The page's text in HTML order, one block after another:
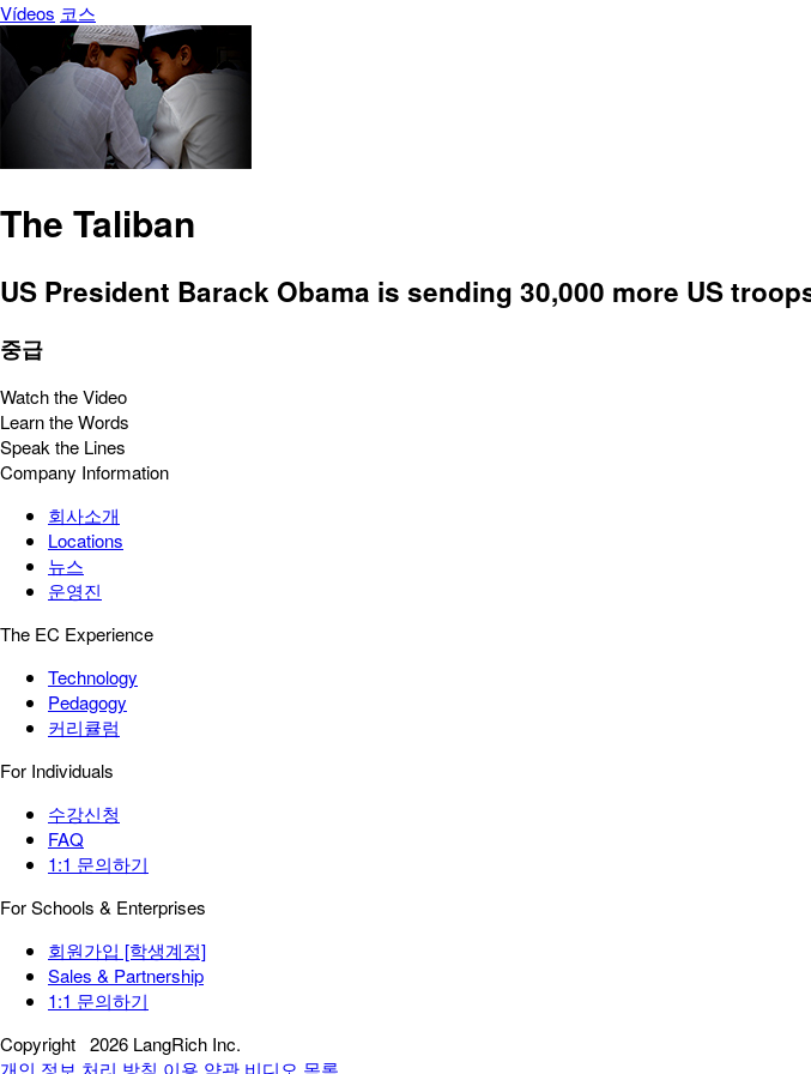
Vídeos 코스
The Taliban
US President Barack Obama is sending 30,000 more US
중급
Watch the Video
Learn the Words
Speak the Lines
Company Information
회사소개
Locations
뉴스
운영진
The EC Experience
Technology
Pedagogy
커리큘럼
For Individuals
수강신청
FAQ
1:1 문의하기
For Schools & Enterprises
회원가입 [학생계정]
Sales & Partnership
1:1 문의하기
Copyright 2026 LangRich Inc.